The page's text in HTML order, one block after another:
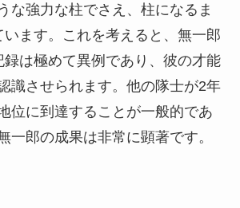
な強力な柱でさえ、柱になるま
ます。これを考えると、無一郎
は極めて異例であり、彼の才能
識させられます。他の隊士が2年
位に到達することが一般的であ
一郎の成果は非常に顕著です。